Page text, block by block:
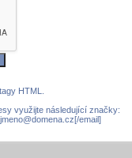
HTML.
využijte následující značky:
email]